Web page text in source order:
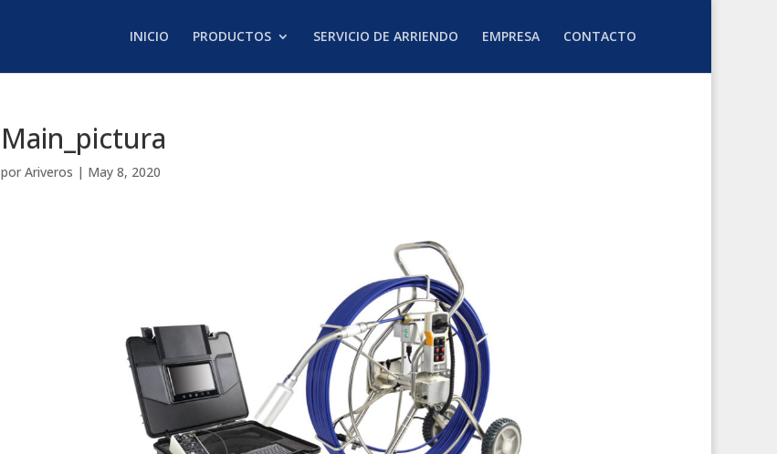
INICIO PRODUCTOS SERVICIO DE ARRIENDO EMPRESA CONTACTO
Main_pictura
por Ariveros | May 8, 2020